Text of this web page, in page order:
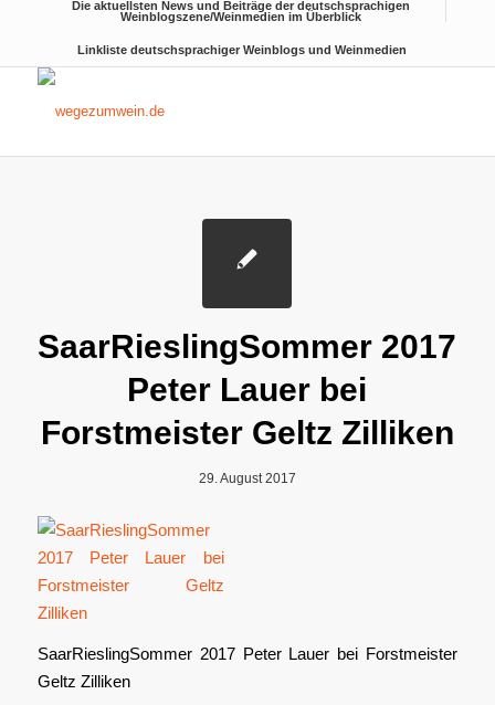
Die aktuellsten News und Beiträge der deutschsprachigen
Weinblogszene/Weinmedien im Überblick
Linkliste deutschsprachiger Weinblogs und Weinmedien
SaarRieslingSommer 2017
Peter Lauer bei
Forstmeister Geltz Zilliken
29. August 2017
SaarRieslingSommer 2017 Peter Lauer bei Forstmeister
Geltz Zilliken